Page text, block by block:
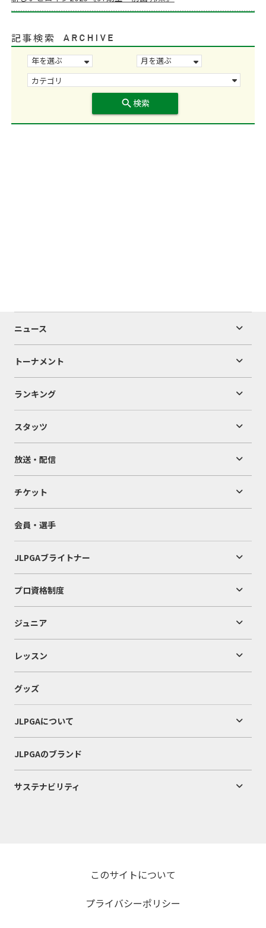
記事検索
search検索
ニュース
トーナメント
ランキング
スタッツ
放送・配信
チケット
会員・選手
JLPGAブライトナー
プロ資格制度
ジュニア
レッスン
グッズ
JLPGAについて
JLPGAのブランド
サステナビリティ
このサイトについて
プライバシーポリシー